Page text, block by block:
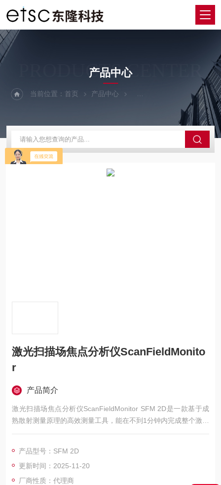
PRODUCTS CENTER
产品中心
当前位置：首页 产品中心 激光功率、光斑光束测量仪
激光扫描场焦点分析仪ScanFieldMonito
r
产品简介
激光扫描场焦点分析仪ScanFieldMonitor SFM 2D是一款基于成
熟散射测量原理的高效测量工具，能在不到1分钟内完成整个激光
扫描场的全面分析。它通过特制的二维测量结构阵列，近乎同步
参数热力图，直观呈现光斑形态、扫描偏差、能量分布及时序误
差等关键信息。
产品型号：SFM 2D
更新时间：2025-11-20
厂商性质：代理商